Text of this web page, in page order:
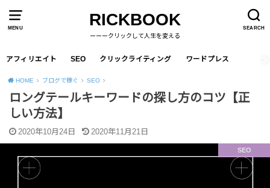
MENU SEARCH
RICKBOOK
ーーークリックして人生を変える
アフィリエイト SEO クリックライティング ワードプレス
HOME ブログで稼ぐ SEO
ロングテールキーワードの探し方のコツ【正
しい方法】
2020年10月24日 2020年11月21日
SEO